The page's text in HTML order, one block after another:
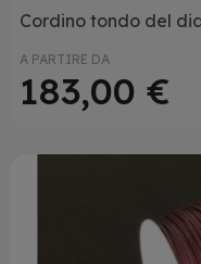
Cordino tondo del
A PARTIRE DA
183,00 €